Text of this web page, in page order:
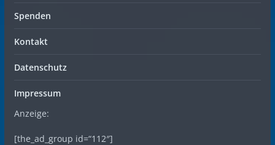
Spenden
Kontakt
Datenschutz
Impressum
Anzeige:
[the_ad_group id=“112″]